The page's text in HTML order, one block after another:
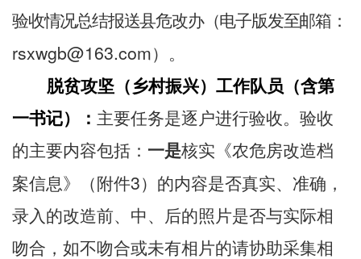
验收情况总结报送县危改办（电子版发至邮箱：
rsxwgb@163.com）。
脱贫攻坚（乡村振兴）工作队员（含第
一书记）： 主要任务是逐户进行验收。验收
的主要内容包括： 一是核实《农危房改造档
案信息》（附件3）的内容是否真实、准确，
录入的改造前、中、后的照片是否与实际相
吻合，如不吻合或未有相片的请协助采集相